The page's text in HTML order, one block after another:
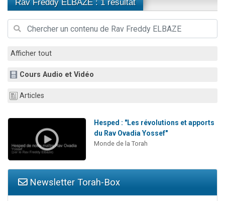
10 personnes viennent de demander une bénédiction
Rav Freddy ELBAZE : 1 résultat
Afficher tout
Cours Audio et Vidéo
Articles
Hesped : "Les révolutions et apports
du Rav Ovadia Yossef"
Monde de la Torah
Newsletter Torah-Box